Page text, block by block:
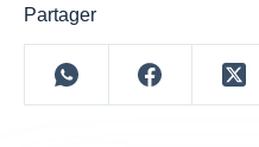
Partager